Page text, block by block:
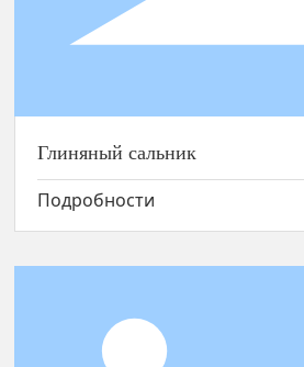
Глиняный сальник
Подробности